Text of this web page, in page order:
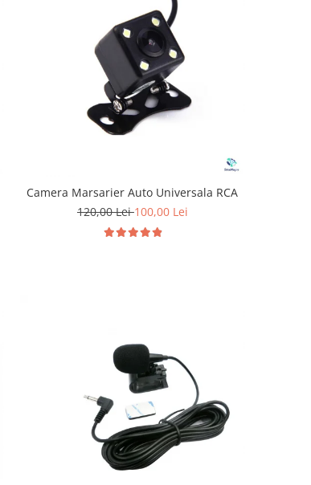
Camera Marsarier Auto Universala RCA
120,00 Lei100,00 Lei